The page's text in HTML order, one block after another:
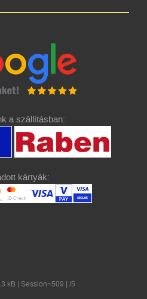
a szállításban:
kártyák:
kB | Session=509 | /5